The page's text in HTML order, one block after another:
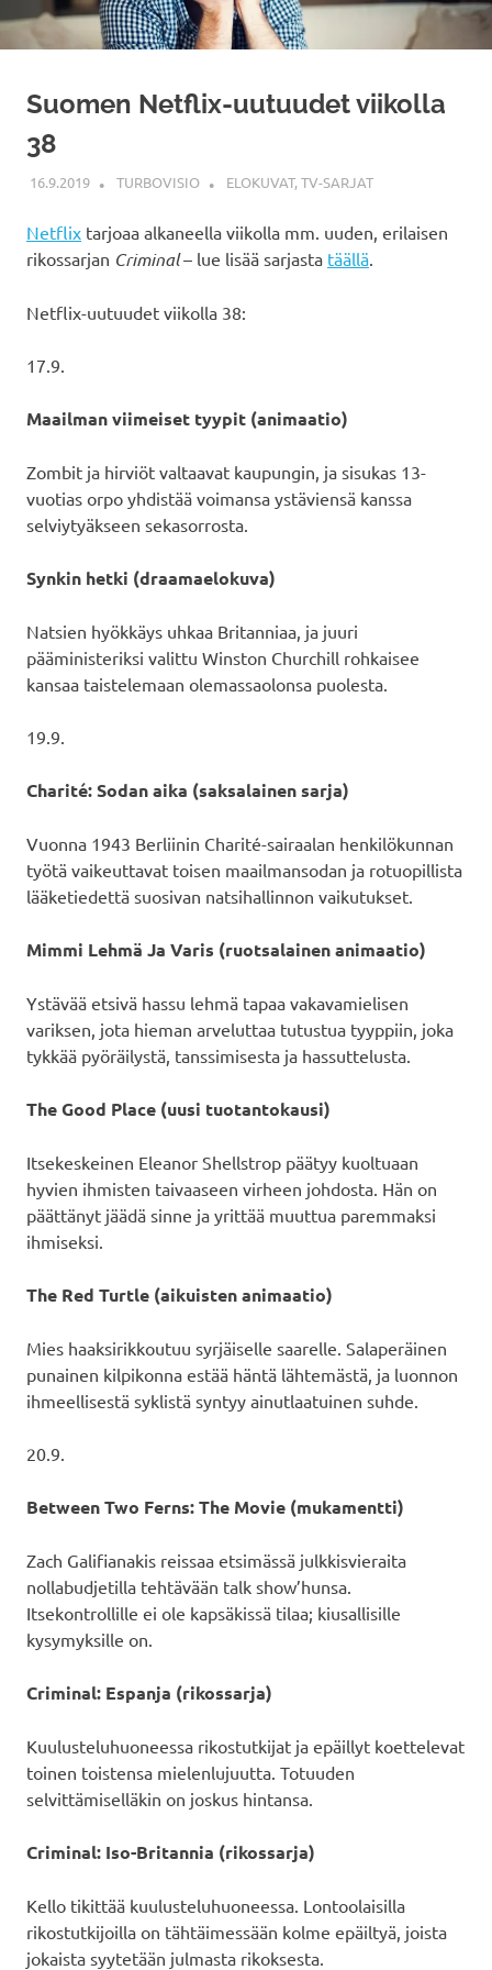
Suomen Netflix-uutuudet viikolla
38
16.9.2019 TURBOVISIO ELOKUVAT,TV-SARJAT
Netflix tarjoaa alkaneella viikolla mm. uuden, erilaisen
rikossarjan Criminal– lue lisää sarjasta täällä
Netflix-uutuudet viikolla 38:
17.9.
Maailman viimeiset tyypit (animaatio)
Zombit ja hirviöt valtaavat kaupungin, ja sisukas 13-
vuotias orpo yhdistää voimansa ystäviensä kanssa
selviytyäkseen sekasorrosta.
Synkin hetki (draamaelokuva)
Natsien hyökkäys uhkaa Britanniaa, ja juuri
pääministeriksi valittu Winston Churchill rohkaisee
kansaa taistelemaan olemassaolonsa puolesta.
19.9.
Charité: Sodan aika (saksalainen sarja)
Vuonna 1943 Berliinin Charité-sairaalan henkilökunnan
työtä vaikeuttavat toisen maailmansodan ja rotuopillista
lääketiedettä suosivan natsihallinnon vaikutukset.
Mimmi Lehmä Ja Varis (ruotsalainen animaatio)
Ystävää etsivä hassu lehmä tapaa vakavamielisen
variksen, jota hieman arveluttaa tutustua tyyppiin, joka
tykkää pyöräilystä, tanssimisesta ja hassuttelusta.
The Good Place (uusi tuotantokausi)
Itsekeskeinen Eleanor Shellstrop päätyy kuoltuaan
hyvien ihmisten taivaaseen virheen johdosta. Hän on
päättänyt jäädä sinne ja yrittää muuttua paremmaksi
ihmiseksi.
The Red Turtle (aikuisten animaatio)
Mies haaksirikkoutuu syrjäiselle saarelle. Salaperäinen
punainen kilpikonna estää häntä lähtemästä, ja luonnon
ihmeellisestä syklistä syntyy ainutlaatuinen suhde.
20.9.
Between Two Ferns: The Movie (mukamentti)
Zach Galifianakis reissaa etsimässä julkkisvieraita
nollabudjetilla tehtävään talk show’hunsa.
Itsekontrollille ei ole kapsäkissä tilaa; kiusallisille
kysymyksille on.
Criminal: Espanja (rikossarja)
Kuulusteluhuoneessa rikostutkijat ja epäillyt koettelevat
toinen toistensa mielenlujuutta. Totuuden
selvittämiselläkin on joskus hintansa.
Criminal: Iso-Britannia (rikossarja)
Kello tikittää kuulusteluhuoneessa. Lontoolaisilla
rikostutkijoilla on tähtäimessään kolme epäiltyä, joista
jokaista syytetään julmasta rikoksesta.